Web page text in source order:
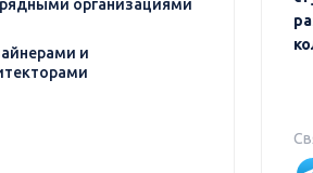
организациями
и